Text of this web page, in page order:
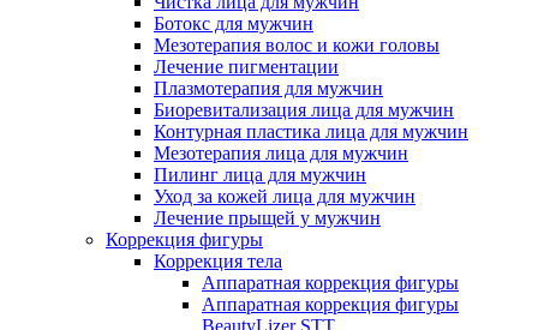
Ботокс для мужчин
Мезотерапия волос и кожи головы
Лечение пигментации
Плазмотерапия для мужчин
Биоревитализация лица для мужчин
Контурная пластика лица для мужчин
Мезотерапия лица для мужчин
Пилинг лица для мужчин
Уход за кожей лица для мужчин
Лечение прыщей у мужчин
Коррекция фигуры
Коррекция тела
Аппаратная коррекция фигуры
Аппаратная коррекция фигуры
BeautyLizer STT